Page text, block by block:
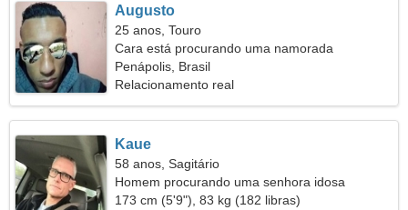
Augusto
25 anos, Touro
Cara está procurando uma namorada
Penápolis, Brasil
Relacionamento real
Kaue
58 anos, Sagitário
Homem procurando uma senhora idosa
173 cm (5'9"), 83 kg (182 libras)